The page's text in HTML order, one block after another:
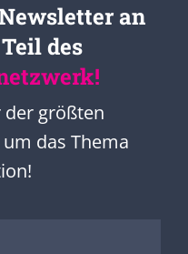
an
des
der größten
das Thema